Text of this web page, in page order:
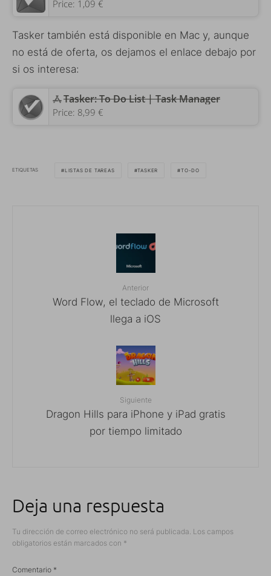
Price: 1,09 €
Tasker también está disponible en Mac y, aunque
no está de oferta, os dejamos el enlace debajo por
si os interesa:
Tasker: To Do List | Task Manager
Price: 8,99 €
ETIQUETAS LISTAS DE TAREAS TASKER TO-DO
Anterior
Word Flow, el teclado de Microsoft
llega a iOS
Siguiente
Dragon Hills para iPhone y iPad gratis
por tiempo limitado
Deja una respuesta
Tu dirección de correo electrónico no será publicada. Los campos
obligatorios están marcados con *
Comentario *